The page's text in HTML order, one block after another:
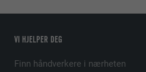
VI HJELPER DEG
Finn håndverkere i nærheten